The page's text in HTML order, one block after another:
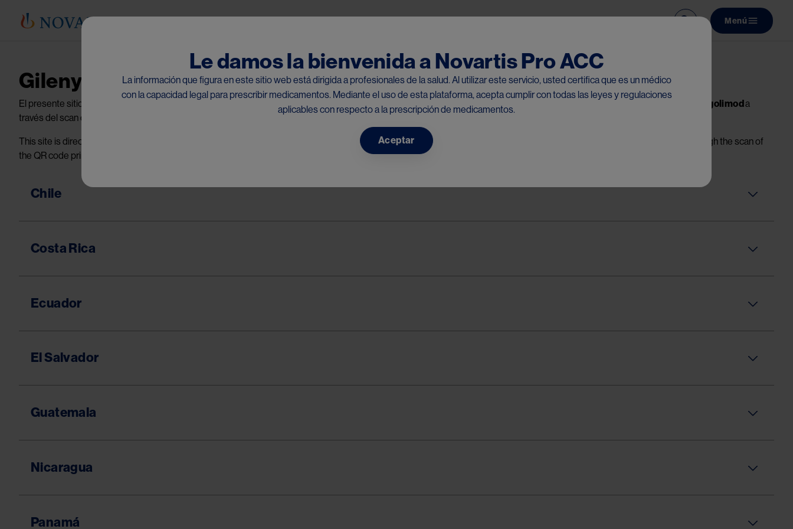
Main
Menú
Gilenya
El presente sitio está dirigido a médicos con matrícula habilitante dentro de la Región de Centro América y el Caribe, Perú, Ecuador y Chile, que acceden a la información de Fingolimoda
través del scan del código QR impreso en el material y/o link proporcionado. Por favor seleccione el país respectivo para su consulta:
This site is directed to doctors with qualifying registration within the Central America and the Caribbean, Peru and Ecuador Region who access information of
through the scan of
the QR code printed on the material and/or link provided. Please select the respective country for your inquiry:
Chile
Costa Rica
Ecuador
El Salvador
Guatemala
Nicaragua
Panamá
Le damos la bienvenida a Novartis Pro ACC
La información que figura en este sitio web está dirigida a profesionales de la salud. Al utilizar este servicio, usted certifica que es un médico
con la capacidad legal para prescribir medicamentos. Mediante el uso de esta plataforma, acepta cumplir con todas las leyes y regulaciones
aplicables con respecto a la prescripción de medicamentos.
Aceptar